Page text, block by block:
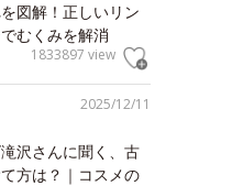
図解！正しいリン
むくみを解消
1833897 view
2025/12/11
沢さんに聞く、古
方は？｜コスメの